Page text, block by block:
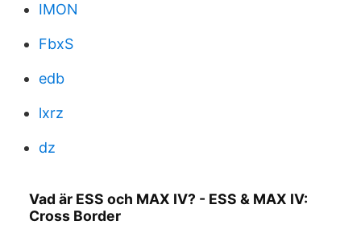
IMON
FbxS
edb
lxrz
dz
Vad är ESS och MAX IV? - ESS & MAX IV:
Cross Border